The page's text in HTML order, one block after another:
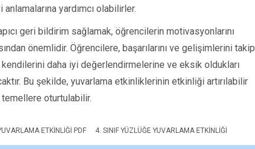
yardımcı olabilirler.
geri bildirim sağlamak, öğrencilerin motivasyonlarını
önemlidir. Öğrencilere, başarılarını ve gelişimlerini takip
daha iyi değerlendirmelerine ve eksik oldukları
Bu şekilde, yuvarlama etkinliklerinin etkinliği artırılabilir
oturtulabilir.
ETKINLIĞI PDF 4. SINIF YÜZLÜĞE YUVARLAMA ETKINLIĞI